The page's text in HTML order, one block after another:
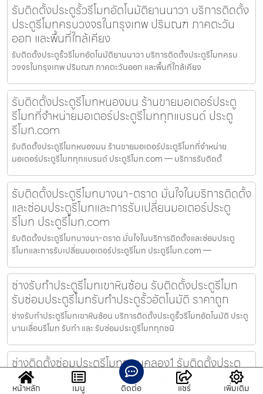
รับติดตั้งประตูรั้วรีโมทอัตโนมัติยานนาวา บริการติดตั้ง
ประตูรีโมทครบวงจรในกรุงเทพ ปริมณฑ ภาคตะวัน
ออก และพื้นที่ใกล้เคียง
รับติดตั้งประตูรั้วรีโมทอัตโนมัติยานนาวา บริการติดตั้งประตูรีโมทครบ
วงจรในกรุงเทพ ปริมณฑ ภาคตะวันออก และพื้นที่ใกล้เคียง
รับติดตั้งประตูรีโมทหนองมน ร้านขายมอเตอร์ประตู
รีโมทที่จำหน่ายมอเตอร์ประตูรีโมททุกแบรนด์ ประตู
รีโมท.com
รับติดตั้งประตูรีโมทหนองมน ร้านขายมอเตอร์ประตูรีโมทที่จำหน่าย
มอเตอร์ประตูรีโมททุกแบรนด์ ประตูรีโมท.com — บริการรับติดตั้
รับติดตั้งประตูรีโมทบางนา-ตราด มั่นใจในบริการติดตั้ง
และซ่อมประตูรีโมทและการรับเปลี่ยนมอเตอร์ประตู
รีโมท ประตูรีโมท.com
รับติดตั้งประตูรีโมทบางนา-ตราด มั่นใจในบริการติดตั้งและซ่อมประตู
รีโมทและการรับเปลี่ยนมอเตอร์ประตูรีโมท ประตูรีโมท.com —
ช่างรับทำประตูรีโมทเขาหินซ้อน รับติดตั้งประตูรีโมท
รับซ่อมประตูรีโมทรับทำประตูรั้วอัตโนมัติ ราคาถูก
ช่างรับทำประตูรีโมทเขาหินซ้อน บริการติดตั้งประตูรั้วรีโมทอัตโนมัติ ประตู
บานเลื่อนรีโมท รับทำ และ รับซ่อมประตูรีโมททุกชนิ
ช่างติดตั้งซ่อมประตูรีโมทถนนคลอง1 รับติดตั้งประตู
รีโมท รับซ่อมประตูรีโมทรับทำประตูรั้วอัตโนมัติ ราคา
หน้าหลัก เมนู ติดต่อ แชร์ เพิ่มเติม